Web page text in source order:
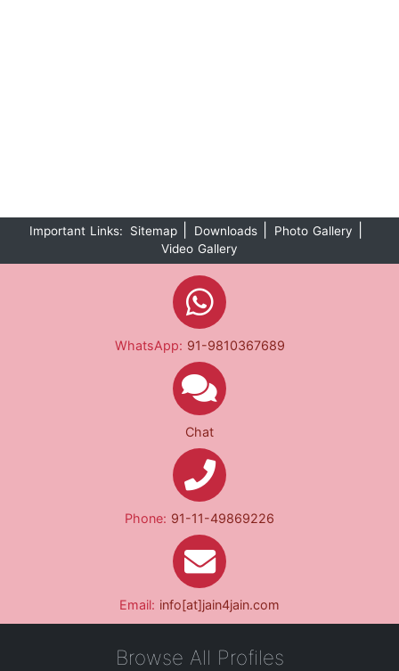
Important Links: Sitemap Downloads Photo Gallery
Video Gallery
WhatsApp: 91-9810367689
Chat
Phone: 91-11-49869226
Email: info[at]jain4jain.com
Browse All Profiles